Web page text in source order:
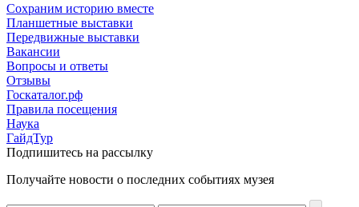
Сохраним историю вместе
Планшетные выставки
Передвижные выставки
Вакансии
Вопросы и ответы
Отзывы
Госкаталог.рф
Правила посещения
Наука
ГайдТур
Подпишитесь на рассылку
Получайте новости о последних событиях музея